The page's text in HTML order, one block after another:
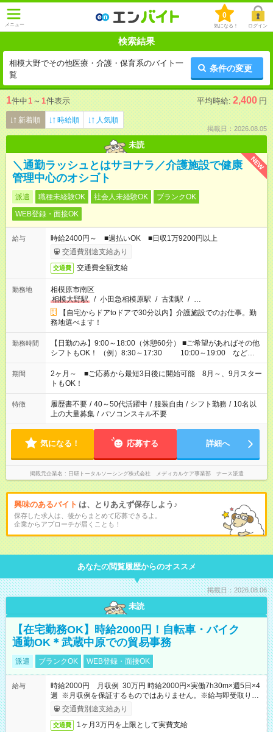
メニュー
0
気になる！ ログイン
検索結果
相模大野でその他医療・介護・保育系のバイト一
覧
条件の変更
1件中1 ～ 1件表示 平均時給: 2,400 円
新着順 時給順 人気順
掲載日：2026.08.05
未読
NEW
＼通勤ラッシュとはサヨナラ／介護施設で健康
管理中心のオシゴト
派遣 職種未経験OK 社会人未経験OK
ブランクOK
WEB登録・面接OK
給与
時給2400円～ ■週払いOK ■日収1万9200円以上
交通費別途支給あり
交通費 交通費全額支給
勤務地
相模原市南区
相模大野駅
/ 小田急相模原駅 / 古淵駅 / …
【自宅からドアtoドアで30分以内】介護施設でのお仕事。勤
務地選べます！
勤務時間
【日勤のみ】9:00～18:00（休憩60分） ■ご希望があればその他
シフトもOK！ （例）8:30～17:30 10:00～19:00 など
「家族とお休みを合わせたい」 「余裕を持って夕飯の準備がし
たい」 「できれば残業はしたくない」 など、ご希望があれば教
えてくださいね。 ※Wワーク希望の方へ 今ご覧のお仕事で希望
する勤務時間と、もう1つのお仕事の勤務時間。 合計で週40時
間を超える場合は応募できません
期間
2ヶ月～ ■ご応募から最短3日後に開始可能 8月～、9月スター
トもOK！
特徴 履歴書不要 / 40～50代活躍中 / 服装自由 / シフト勤務 / 10名以
上の大量募集 / パソコンスキル不要
気になる！ 応募する 詳細へ
掲載元企業名 日研トータルソーシング株式会社 メディカルケア事業部 ナース派遣
興味のあるバイト は、とりあえず保存しよう♪
保存した求人は、後からまとめて応募できるよ。
企業からアプローチが届くことも！
あなたの閲覧履歴からのオススメ
掲載日：2026.08.06
未読
【在宅勤務OK】時給2000円！自転車・バイク
通勤OK＊武蔵中原での貿易事務
派遣 ブランクOK WEB登録・面接OK
給与
時給2000円 月収例 30万円 時給2000円×実働7h30m×週5日×4
週 ※月収例を保証するものではありません。※給与即受取りサ
ービス利用可（利用条件有）
交通費別途支給あり
交通費 1ヶ月3万円を上限として実費支給